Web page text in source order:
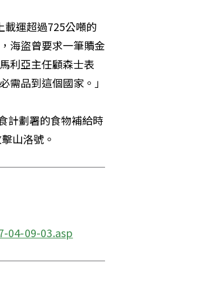
運超過725公噸的
海盜曾要求一筆贖金
利亞主任顧森士表
需品到這個國家。」
計劃署的食物補給時
山洛號。
04-09-03.asp